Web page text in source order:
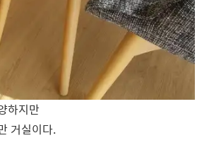
하지만
거실이다.